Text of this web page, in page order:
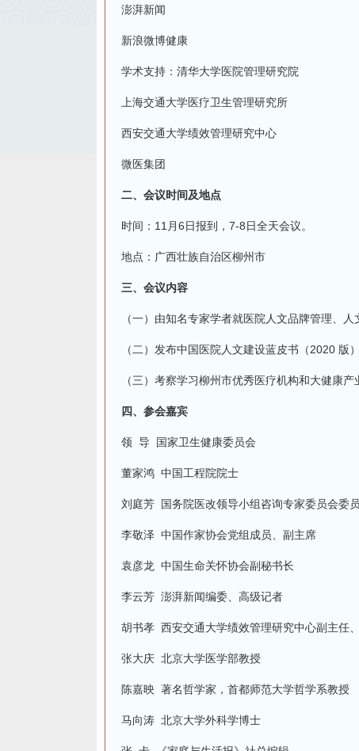
澎湃新闻
新浪微博健康
学术支持：清华大学医院管理研究院
上海交通大学医疗卫生管理研究所
西安交通大学绩效管理研究中心
微医集团
二、会议时间及地点
时间：11月6日报到，7-8日全天会议。
地点：广西壮族自治区柳州市
三、会议内容
（一）由知名专家学者就医院人文品牌管理、
（二）发布中国医院人文建设蓝皮书（2020 版
（三）考察学习柳州市优秀医疗机构和大健康产
四、参会嘉宾
领 导 国家卫生健康委员会
董家鸿 中国工程院院士
刘庭芳 国务院医改领导小组咨询专家委员会委
李敬泽 中国作家协会党组成员、副主席
袁彦龙 中国生命关怀协会副秘书长
李云芳 澎湃新闻编委、高级记者
胡书孝 西安交通大学绩效管理研究中心副主任
张大庆 北京大学医学部教授
陈嘉映 著名哲学家，首都师范大学哲学系教授
马向涛 北京大学外科学博士